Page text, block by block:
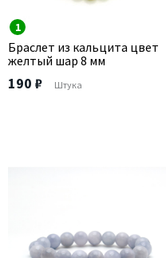
1
Браслет из кальцита цвет
желтый шар 8 мм
190 ₽ Штука